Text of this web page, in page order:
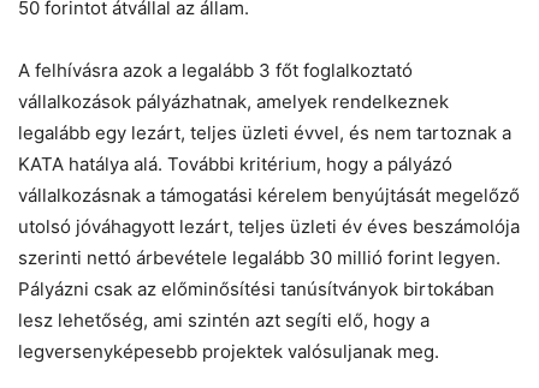
50 forintot átvállal az állam.
A felhívásra azok a legalább 3 főt foglalkoztató
vállalkozások pályázhatnak, amelyek rendelkeznek
legalább egy lezárt, teljes üzleti évvel, és nem tartoznak a
KATA hatálya alá. További kritérium, hogy a pályázó
vállalkozásnak a támogatási kérelem benyújtását megelőző
utolsó jóváhagyott lezárt, teljes üzleti év éves beszámolója
szerinti nettó árbevétele legalább 30 millió forint legyen.
Pályázni csak az előminősítési tanúsítványok birtokában
lesz lehetőség, ami szintén azt segíti elő, hogy a
legversenyképesebb projektek valósuljanak meg.